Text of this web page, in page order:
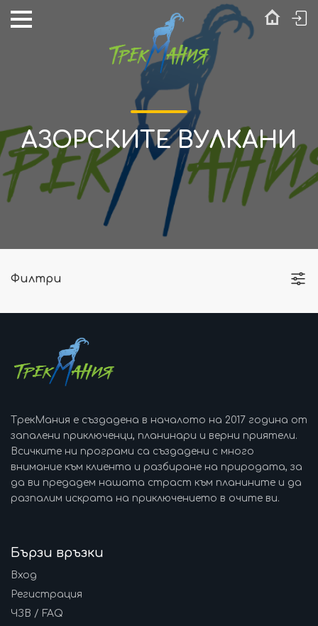
АЗОРСКИТЕ ВУЛКАНИ
Филтри
ТрекМания е създадена в началото на 2017 година от
запалени приключенци, планинари и верни приятели.
Всичките ни програми са създадени с много
внимание към клиента и разбиране на природата, за
да ви предадем нашата страст към планините и да
разпалим искрата на приключението в очите ви.
Бързи връзки
Вход
Регистрация
ЧЗВ / FAQ